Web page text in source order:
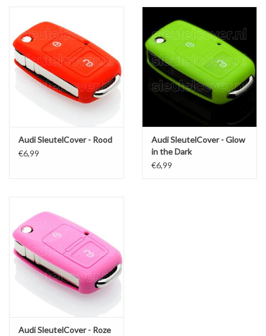
Audi SleutelCover - Rood
€6,99
Audi SleutelCover - Glow
in the Dark
€6,99
Audi SleutelCover - Roze